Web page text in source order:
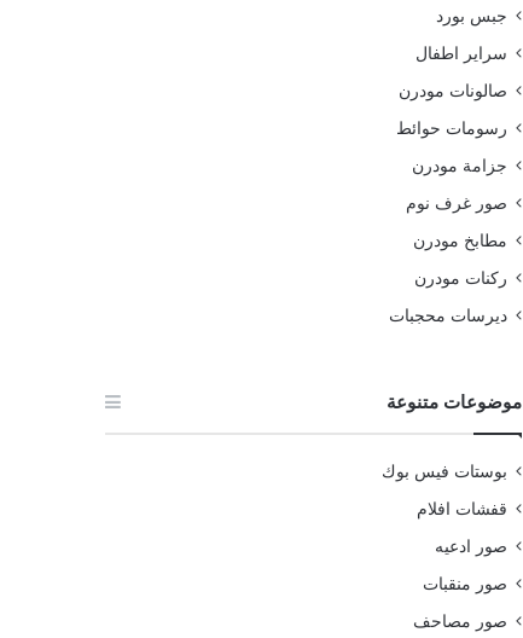
جبس بورد
سراير اطفال
صالونات مودرن
رسومات حوائط
جزامة مودرن
صور غرف نوم
مطابخ مودرن
ركنات مودرن
ديرسات محجبات
موضوعات متنوعة
بوستات فيس بوك
قفشات افلام
صور ادعيه
صور منقبات
صور مصاحف